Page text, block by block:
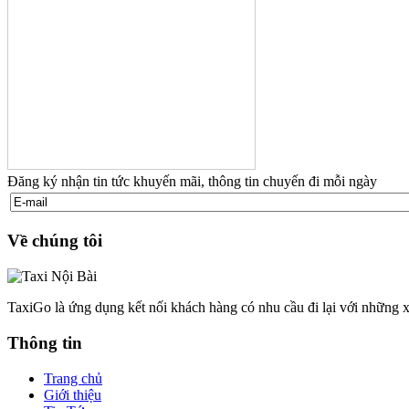
Đăng ký nhận tin tức khuyến mãi, thông tin chuyến đi mỗi ngày
Về chúng tôi
TaxiGo là ứng dụng kết nối khách hàng có nhu cầu đi lại với những
Thông tin
Trang chủ
Giới thiệu